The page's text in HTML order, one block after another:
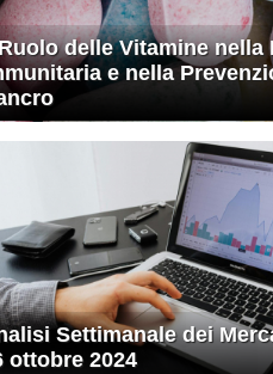
delle Vitamine nella
e nella
Settimanale dei
ottobre 2024